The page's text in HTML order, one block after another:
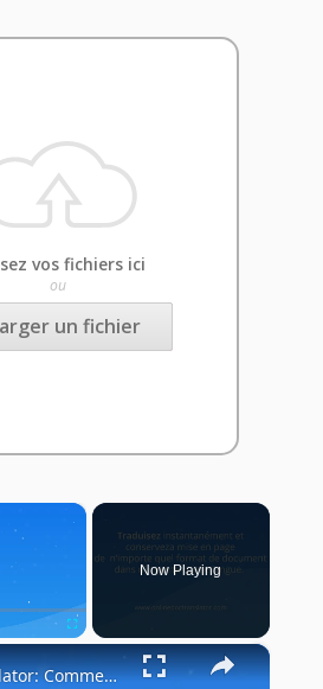
vos fichiers ici
ou
un fichier
×
Fullscreen
Now Playing
×
Doc Translator: Comment utiliser le traducteur de documents?